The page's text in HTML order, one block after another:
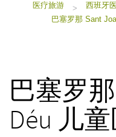
医疗旅游 > 西班牙
巴塞罗那 Sant
巴塞罗
Déu 儿